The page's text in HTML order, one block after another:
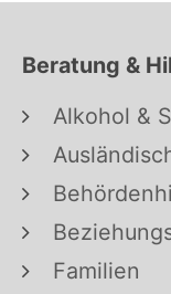
Beratung &
Alkohol &
Familien